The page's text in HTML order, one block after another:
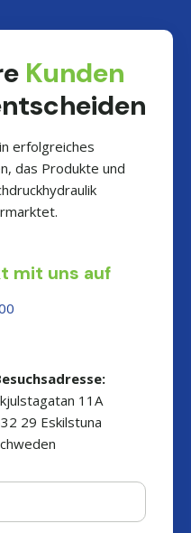
Kunden
erfolgreiches
das Produkte und
mit uns auf
11A
29 Eskilstuna